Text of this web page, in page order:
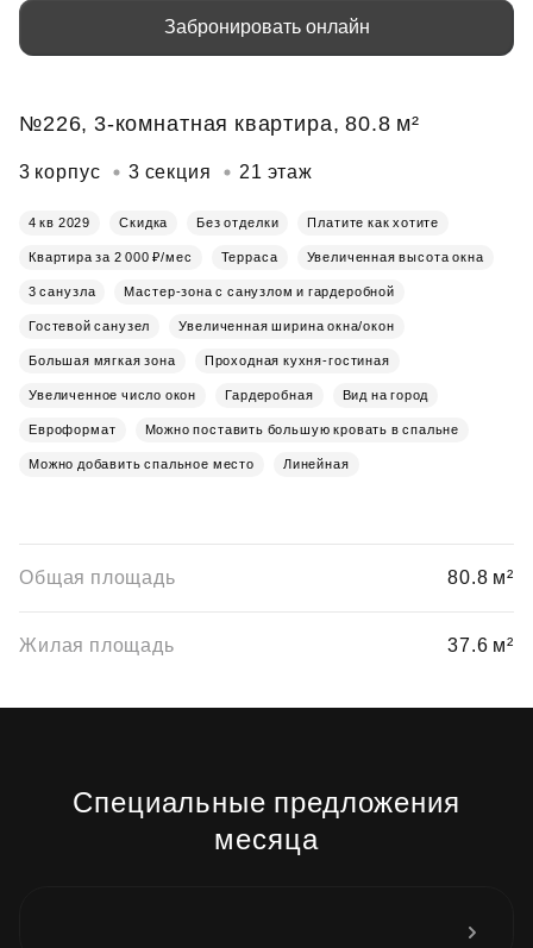
Забронировать онлайн
№226, 3-комнатная квартира, 80.8 м²
3 корпус 3 секция 21 этаж
4 кв 2029 Скидка Без отделки Платите как хотите
Квартира за 2 000 ₽/мес Терраса Увеличенная высота окна
3 санузла Мастер-зона с санузлом и гардеробной
Гостевой санузел Увеличенная ширина окна/окон
Большая мягкая зона Проходная кухня-гостиная
Увеличенное число окон Гардеробная Вид на город
Евроформат Можно поставить большую кровать в спальне
Можно добавить спальное место Линейная
Общая площадь 80.8 м²
Жилая площадь 37.6 м²
Специальные предложения
месяца